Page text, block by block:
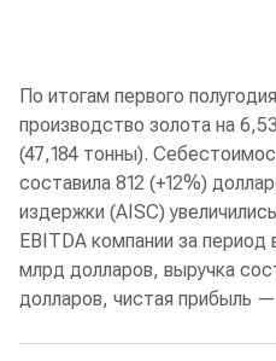
По итогам первого
производство золота на
(47,184 тонны).
составила 812 (+12%)
издержки (AISC)
EBITDA компании за
млрд долларов, выручка
долларов, чистая прибыль